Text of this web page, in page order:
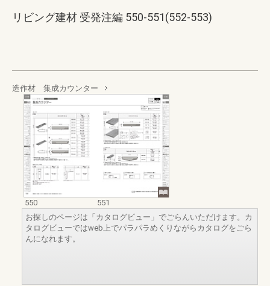
リビング建材 受発注編 550-551(552-553)
造作材 集成カウンター
550
551
お探しのページは「カタログビュー」でごらんいただけます。カ
タログビューではweb上でパラパラめくりながらカタログをごら
んになれます。